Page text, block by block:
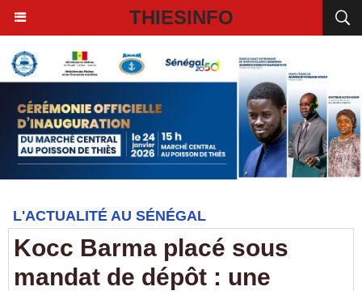
THIESINFO
L'ACTUALITÉ AU SÉNÉGAL
Kocc Barma placé sous
mandat de dépôt : une